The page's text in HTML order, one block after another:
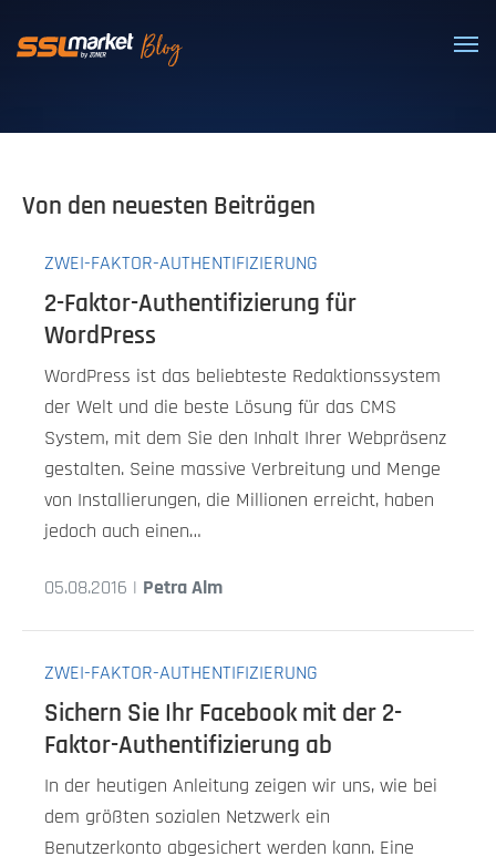
Vertrauenswürdige SSL/TLS-
Von den neuesten Beiträgen
ZWEI-FAKTOR-AUTHENTIFIZIERUNG
2-Faktor-Authentifizierung für
WordPress
WordPress ist das beliebteste Redaktionssystem
der Welt und die beste Lösung für das CMS
System, mit dem Sie den Inhalt Ihrer Webpräsenz
gestalten. Seine massive Verbreitung und Menge
von Installierungen, die Millionen erreicht, haben
jedoch auch einen…
05.08.2016 | Petra Alm
ZWEI-FAKTOR-AUTHENTIFIZIERUNG
Sichern Sie Ihr Facebook mit der 2-
Faktor-Authentifizierung ab
In der heutigen Anleitung zeigen wir uns, wie bei
dem größten sozialen Netzwerk ein
Benutzerkonto abgesichert werden kann. Eine